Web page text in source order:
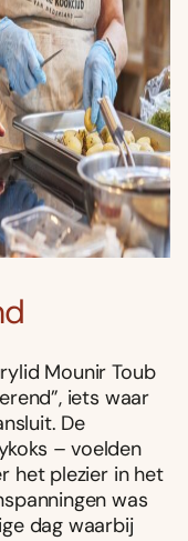
Mounir Toub
iets waar
De
– voelden
het plezier in het
was
dag waarbij